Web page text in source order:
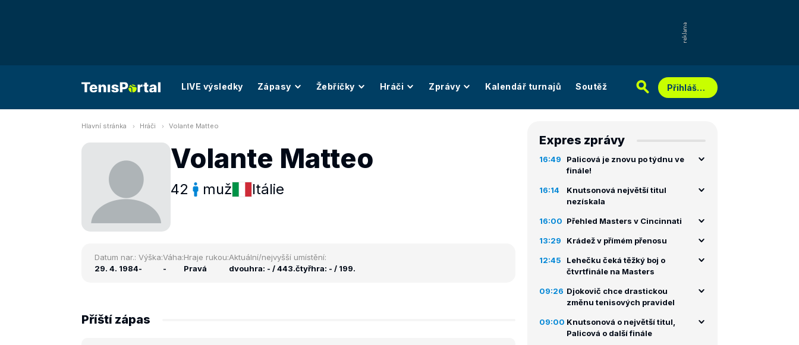
LIVE výsledky Zápasy Žebříčky Hráči Zprávy Kalendář turnajů Soutěž Přihlášení
Hlavní stránka Hráči Volante Matteo
Volante Matteo
42 muž Itálie
Datum nar.:
29. 4. 1984
Výška:
-
Váha:
-
Hraje rukou:
Pravá
Aktuální/nejvyšší umístění:
dvouhra: - / 443.čtyřhra: - / 199.
Příští zápas
Expres zprávy
16:49
Palicová je znovu po týdnu ve
finále!
16:14
Knutsonová největší titul
nezískala
16:00 Přehled Masters v Cincinnati
13:29 Krádež v přímém přenosu
12:45
Lehečku čeká těžký boj o
čtvrtfinále na Masters
09:26 Djokovič chce drastickou
změnu tenisových pravidel
09:00 Knutsonová o největší titul,
Palicová o další finále